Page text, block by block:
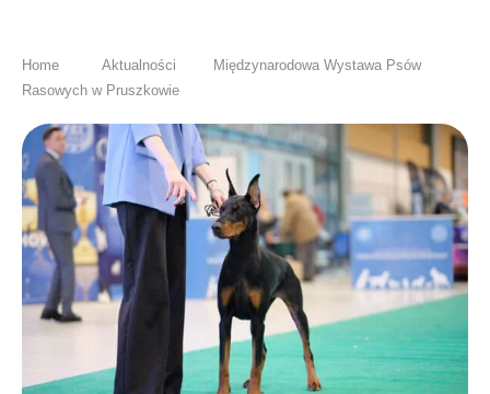
Home Aktualności
Międzynarodowa Wystawa Psów
Rasowych w Pruszkowie